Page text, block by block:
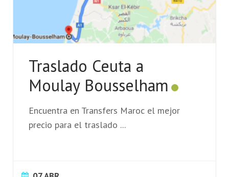
Traslado Ceuta a
Moulay Bousselham
Encuentra en Transfers Maroc el mejor
precio para el traslado ...